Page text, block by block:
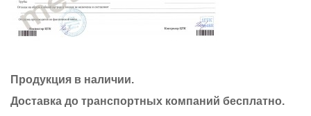
Продукция в наличии.
Доставка до транспортных компаний бесплатно.